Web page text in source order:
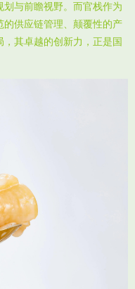
与前瞻视野。而官栈作为
供应链管理、颠覆性的产
其卓越的创新力，正是国